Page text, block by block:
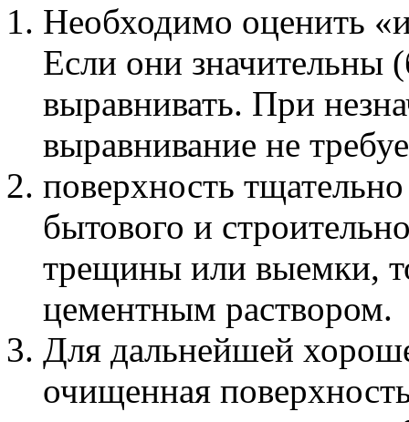
Необходимо оценить
Если они значительны
выравнивать. При
выравнивание не
поверхность
бытового и
трещины или выемки,
цементным раствором.
Для дальнейшей
очищенная